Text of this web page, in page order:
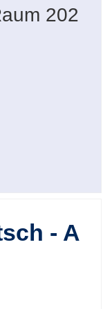
202
- A